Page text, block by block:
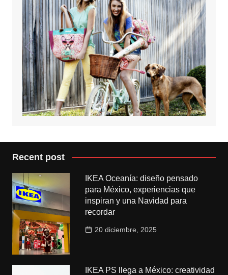
Recent post
IKEA Oceanía: diseño pensado
para México, experiencias que
inspiran y una Navidad para
recordar
20 diciembre, 2025
IKEA PS llega a México: creatividad